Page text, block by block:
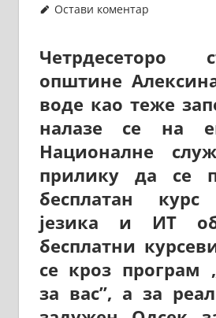
Остави коментар
Четрдесеторо
општине
воде као теже
налазе се на
Националне
прилику да се
бесплатан курс
језика и ИТ
бесплатни
се кроз програм
за вас”, а за